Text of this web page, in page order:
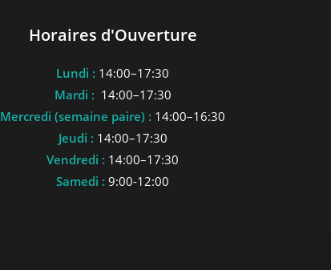
Horaires d'Ouverture
Lundi : 14:00–17:30
Mardi : 14:00–17:30
Mercredi (semaine paire) : 14:00–16:30
Jeudi : 14:00–17:30
Vendredi : 14:00–17:30
Samedi : 9:00-12:00